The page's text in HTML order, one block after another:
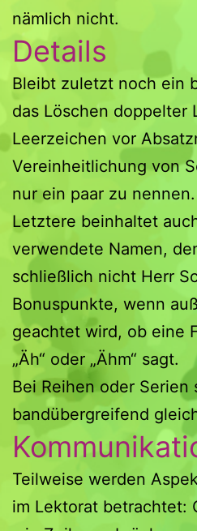
nämlich nicht.
Details
Bleibt zuletzt noch ein
das Löschen doppelter
Leerzeichen vor
Vereinheitlichung von
nur ein paar zu nennen.
Letztere beinhaltet
verwendete Namen,
schließlich nicht Herr
Bonuspunkte, wenn
geachtet wird, ob eine
„Äh“ oder „Ähm“ sagt.
Bei Reihen oder Serien
bandübergreifend
Teilweise werden
im Lektorat betrachtet: